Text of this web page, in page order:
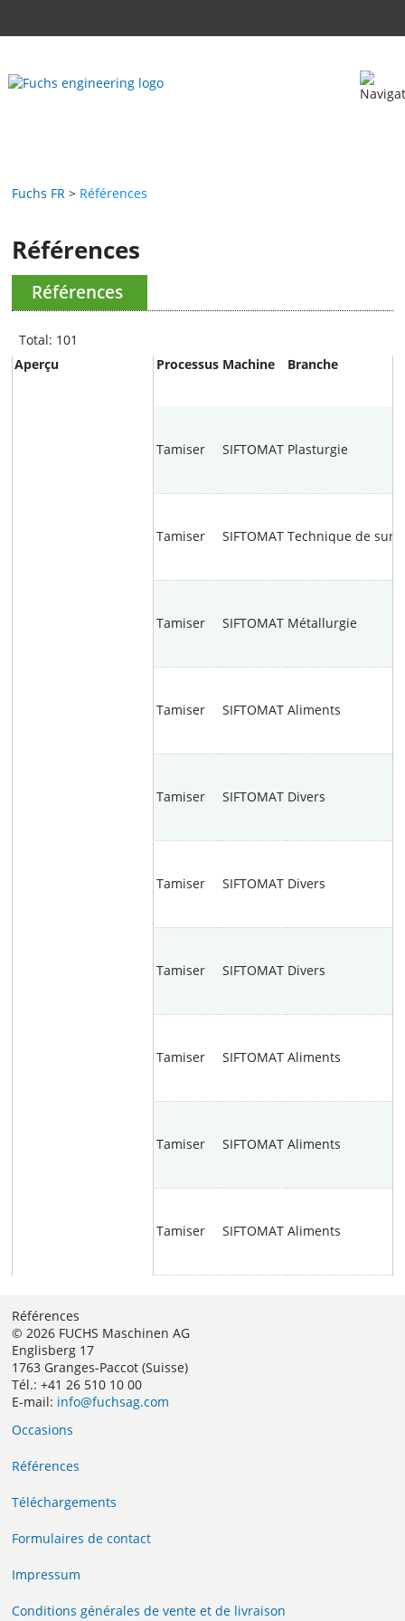
Fuchs FR Références
Références
Références
Total: 101
Processus Machine Branche
Tamiser SIFTOMAT Plasturgie
Tamiser SIFTOMAT Technique de
Tamiser SIFTOMAT Métallurgie
Tamiser SIFTOMAT Aliments
Tamiser SIFTOMAT Divers
Tamiser SIFTOMAT Divers
Tamiser SIFTOMAT Divers
Tamiser SIFTOMAT Aliments
Tamiser SIFTOMAT Aliments
Tamiser SIFTOMAT Aliments
Aperçu
Références
© 2026 FUCHS Maschinen AG
Englisberg 17
1763 Granges-Paccot (Suisse)
Tél.: +41 26 510 10 00
E-mail: info@fuchsag.com
Occasions
Références
Téléchargements
Formulaires de contact
Impressum
Conditions générales de vente et de livraison